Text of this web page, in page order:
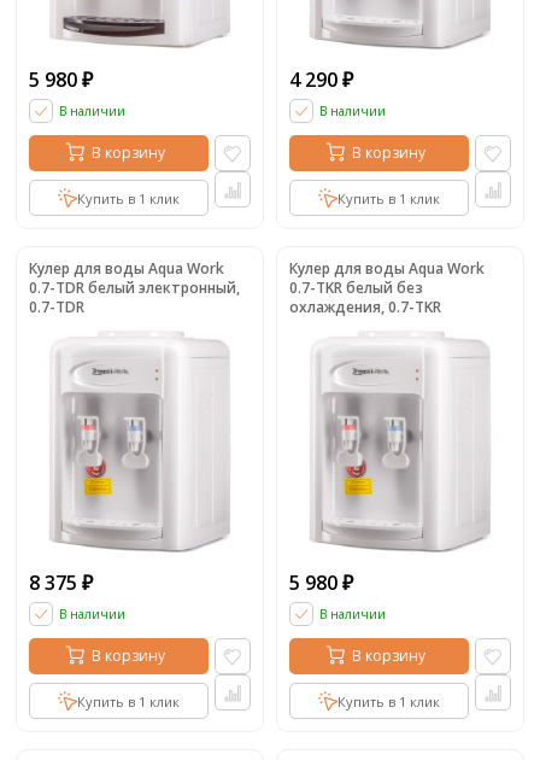
5 980 ₽
В наличии
В корзину
Купить в 1 клик
4 290 ₽
В наличии
В корзину
Купить в 1 клик
Кулер для воды Aqua Work
0.7-TDR белый электронный,
0.7-TDR
8 375 ₽
В наличии
В корзину
Купить в 1 клик
Кулер для воды Aqua Work
0.7-TKR белый без
охлаждения, 0.7-TKR
5 980 ₽
В наличии
В корзину
Купить в 1 клик